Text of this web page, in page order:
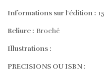
Informations sur l'édition :
Reliure : Broché
Illustrations :
PRECISIONS OU ISBN :